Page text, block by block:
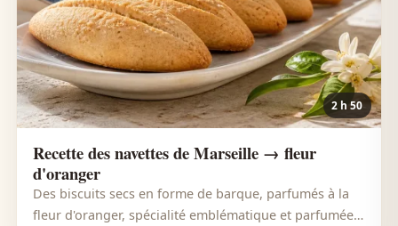
2 h 50
Recette des navettes de Marseille → fleur
d'oranger
Des biscuits secs en forme de barque, parfumés à la
fleur d'oranger, spécialité emblématique et parfumée